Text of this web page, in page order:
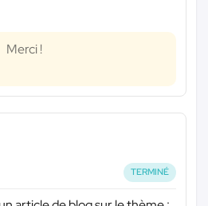
Merci !
TERMINÉ